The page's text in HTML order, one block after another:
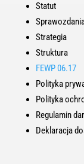
Statut
Strategia
Struktura
FEWP 06.17
Polityka
Polityka
Regulamin
Deklaracja